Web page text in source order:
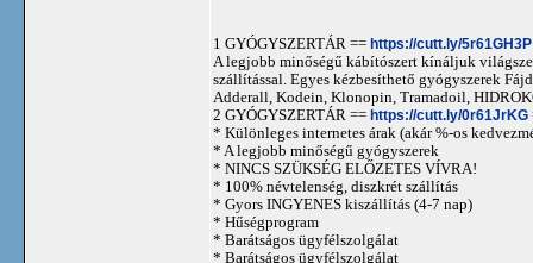
1 GYÓGYSZERTÁR == https://cutt.ly/5r61GH3P
A legjobb minőségű kábítószert kínáljuk
szállítással. Egyes kézbesíthető gyógyszerek
Adderall, Kodein, Klonopin, Tramadoil,
2 GYÓGYSZERTÁR == https://cutt.ly/0r61JrKG
* Különleges internetes árak (akár %-os
* A legjobb minőségű gyógyszerek
* NINCS SZÜKSÉG ELŐZETES VÍVRA!
* 100% névtelenség, diszkrét szállítás
* Gyors INGYENES kiszállítás (4-7 nap)
* Hűségprogram
* Barátságos ügyfélszolgálat
* Barátságos ügyfélszolgálat